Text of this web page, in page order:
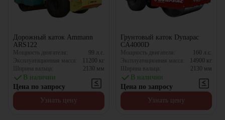
Дорожный каток Ammann
ARS122
Мощность двигателя: 99 л.с.
Эксплуатационная масса:
11200 кг
Ширина вальца:
2130 мм
В наличии
Цена по запросу
Узнать цену
Грунтовый каток Dynapac
CA4000D
Мощность двигателя: 160 л.с.
Эксплуатационная масса:
14900 кг
Ширина вальца:
2130 мм
В наличии
Цена по запросу
Узнать цену